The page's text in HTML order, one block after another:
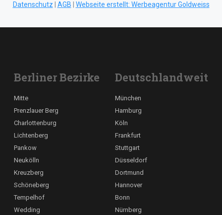
Datenschutz
AGB Webseite erstellt: Werbeagentur Goldweiss
Berliner Bezirke
Mitte
Prenzlauer Berg
Charlottenburg
Lichtenberg
Pankow
Neukölln
Kreuzberg
Schöneberg
Tempelhof
Wedding
Deutschlandweit
München
Hamburg
Köln
Frankfurt
Stuttgart
Düsseldorf
Dortmund
Hannover
Bonn
Nürnberg